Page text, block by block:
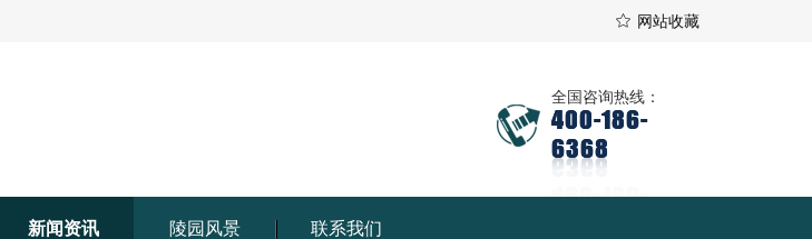
网站收藏
全国咨询热线：
400-186-
6368
新闻资讯 陵园风景 联系我们